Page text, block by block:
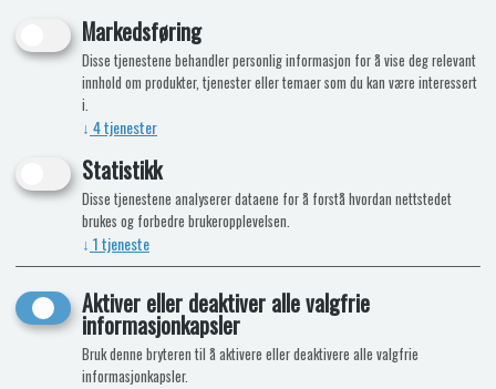
Markedsføring
Disse tjenestene behandler personlig informasjon for å vise deg relevant
innhold om produkter, tjenester eller temaer som du kan være interessert
i.
↓ 4tjenester
Statistikk
Disse tjenestene analyserer dataene for å forstå hvordan nettstedet
brukes og forbedre brukeropplevelsen.
↓ 1tjeneste
Aktiver eller deaktiver alle valgfrie
informasjonkapsler
Bruk denne bryteren til å aktivere eller deaktivere alle valgfrie
informasjonkapsler.